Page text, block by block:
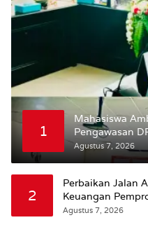
1
Mahasiswa
Pengawasan
Bursel
Agustus 7, 2026
2
Perbaikan Jalan
Keuangan
Agustus 7, 2026